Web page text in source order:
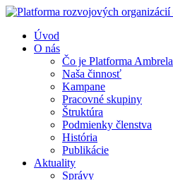
Úvod
O nás
Čo je Platforma Ambrela
Naša činnosť
Kampane
Pracovné skupiny
Štruktúra
Podmienky členstva
História
Publikácie
Aktuality
Správy